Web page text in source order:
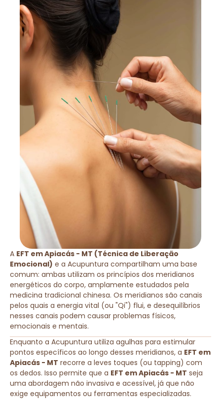
A EFT em Apiacás - MT (Técnica de Liberação
Emocional) e a Acupuntura compartilham uma base
comum: ambas utilizam os princípios dos meridianos
energéticos do corpo, amplamente estudados pela
medicina tradicional chinesa. Os meridianos são canais
pelos quais a energia vital (ou "Qi") flui, e desequilíbrios
nesses canais podem causar problemas físicos,
emocionais e mentais.
Enquanto a Acupuntura utiliza agulhas para estimular
pontos específicos ao longo desses meridianos, a EFT em
Apiacás - MT recorre a leves toques (ou tapping) com
os dedos. Isso permite que a EFT em Apiacás - MT seja
uma abordagem não invasiva e acessível, já que não
exige equipamentos ou ferramentas especializadas.